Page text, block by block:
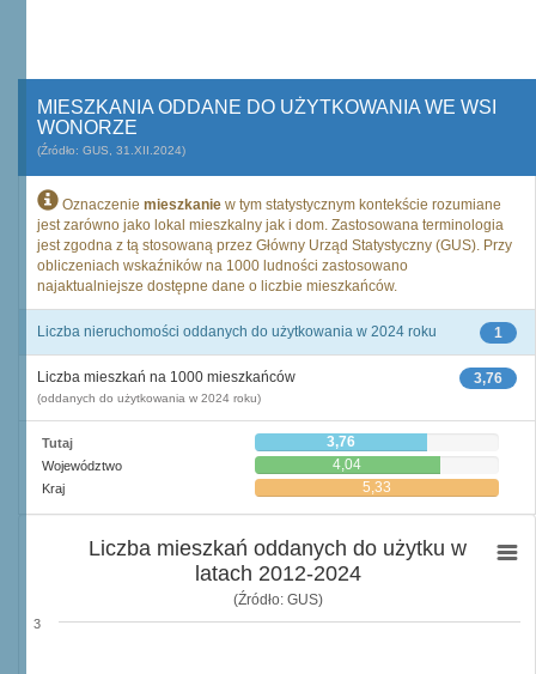
MIESZKANIA ODDANE DO UŻYTKOWANIA WE WSI
WONORZE
(Źródło: GUS, 31.XII.2024)
Oznaczenie mieszkanie w tym statystycznym kontekście rozumiane
jest zarówno jako lokal mieszkalny jak i dom. Zastosowana terminologia
jest zgodna z tą stosowaną przez Główny Urząd Statystyczny (GUS). Przy
obliczeniach wskaźników na 1000 ludności zastosowano
najaktualniejsze dostępne dane o liczbie mieszkańców.
1
Liczba nieruchomości oddanych do użytkowania w 2024 roku
3,76
Liczba mieszkań na 1000 mieszkańców
(oddanych do użytkowania w 2024 roku)
Tutaj 3,76
Województwo 4,04
Kraj 5,33
Liczba mieszkań oddanych do użytku w
latach 2012-2024
(Źródło: GUS)
3